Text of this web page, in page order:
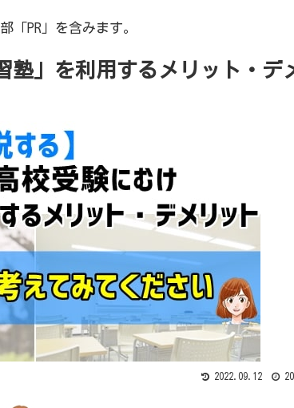
「PR」を含みます。
塾」を利用するメリット・デ
2022.09.12